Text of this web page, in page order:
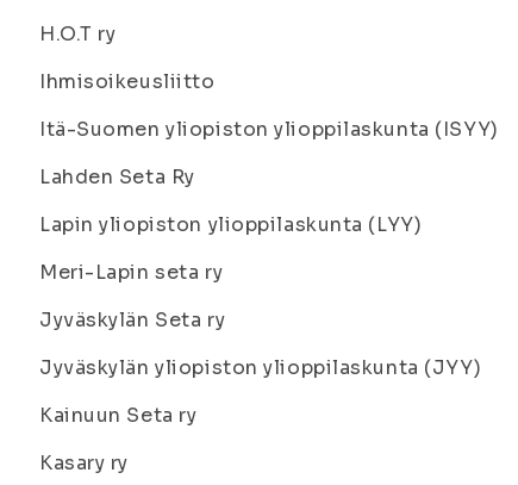
H.O.T ry
Ihmisoikeusliitto
Itä-Suomen yliopiston ylioppilaskunta (ISYY)
Lahden Seta Ry
Lapin yliopiston ylioppilaskunta (LYY)
Meri-Lapin seta ry
Jyväskylän Seta ry
Jyväskylän yliopiston ylioppilaskunta (JYY)
Kainuun Seta ry
Kasary ry